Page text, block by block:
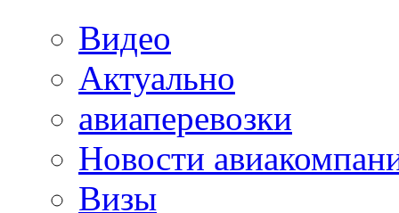
Видео
Актуально
авиаперевозки
Новости
Визы